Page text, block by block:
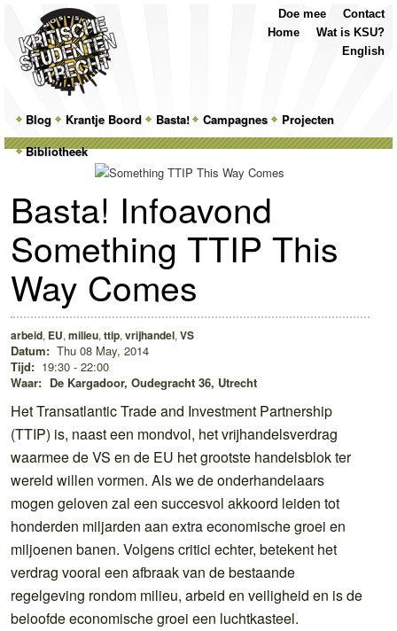
MainSkip
to
content
Skip
to
content
Blog Krantje Boord Basta! Campagnes
Projecten
Bibliotheek
Contact
Doe mee
Wat is KSU?
Home
English
Basta! Infoavond
Something TTIP This
Way Comes
arbeid, EU, milieu, ttip, vrijhandel, VS
Datum: Thu 08 May, 2014
Tijd: 19:30 - 22:00
Waar: De Kargadoor, Oudegracht 36, Utrecht
Het Transatlantic Trade and Investment Partnership
(TTIP) is, naast een mondvol, het vrijhandelsverdrag
waarmee de VS en de EU het grootste handelsblok ter
wereld willen vormen. Als we de onderhandelaars
mogen geloven zal een succesvol akkoord leiden tot
honderden miljarden aan extra economische groei en
miljoenen banen. Volgens critici echter, betekent het
verdrag vooral een afbraak van de bestaande
regelgeving rondom milieu, arbeid en veiligheid en is de
beloofde economische groei een luchtkasteel.